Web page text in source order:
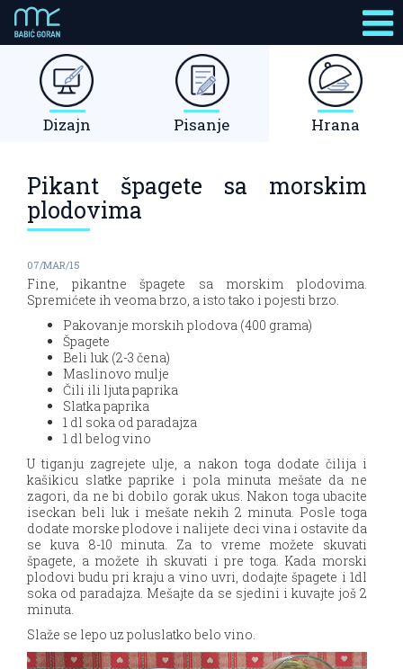
Dizajn Pisanje Hrana
Pikant špagete sa morskim
plodovima
07/MAR/15
Fine, pikantne špagete sa morskim plodovima.
Spremićete ih veoma brzo, a isto tako i pojesti brzo.
Pakovanje morskih plodova (400 grama)
Špagete
Beli luk (2-3 čena)
Maslinovo mulje
Čili ili ljuta paprika
Slatka paprika
1 dl soka od paradajza
1 dl belog vino
U tiganju zagrejete ulje, a nakon toga dodate čilija i
kašikicu slatke paprike i pola minuta mešate da ne
zagori, da ne bi dobilo gorak ukus. Nakon toga ubacite
iseckan beli luk i mešate nekih 2 minuta. Posle toga
dodate morske plodove i nalijete deci vina i ostavite da
se kuva 8-10 minuta. Za to vreme možete skuvati
špagete, a možete ih skuvati i pre toga. Kada morski
plodovi budu pri kraju a vino uvri, dodajte špagete i 1dl
soka od paradajza. Mešajte da se sjedini i kuvajte još 2
minuta.
Slaže se lepo uz poluslatko belo vino.